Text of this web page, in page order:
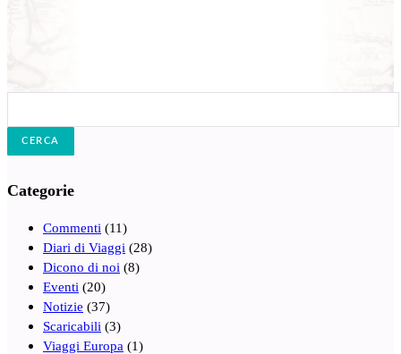
Categorie
Commenti (11)
Diari di Viaggi (28)
Dicono di noi (8)
Eventi (20)
Notizie (37)
Scaricabili (3)
Viaggi Europa (1)